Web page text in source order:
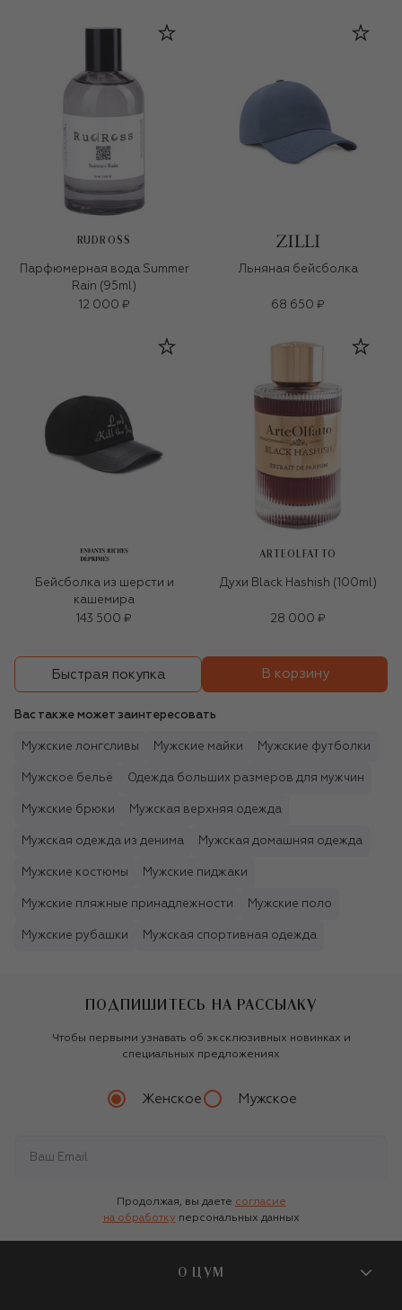
RUDROSS
Парфюмерная вода Summer
Rain (95ml)
12 000 ₽
Льняная бейсболка
68 650 ₽
Бейсболка из шерсти и
кашемира
143 500 ₽
ARTEOLFATTO
Духи Black Hashish (100ml)
28 000 ₽
Быстрая покупка В корзину
Вас также может заинтересовать
Мужские лонгсливы Мужские майки Мужские футболки
Мужское бельё Одежда больших размеров для мужчин
Мужские брюки Мужская верхняя одежда
Мужская одежда из денима Мужская домашняя одежда
Мужские костюмы Мужские пиджаки
Мужские пляжные принадлежности Мужские поло
Мужские рубашки Мужская спортивная одежда
ПОДПИШИТЕСЬ НА РАССЫЛКУ
Чтобы первыми узнавать об эксклюзивных новинках и
специальных предложениях
Женское Мужское
Продолжая, вы даете согласие
на обработку персональных данных
О ЦУМ